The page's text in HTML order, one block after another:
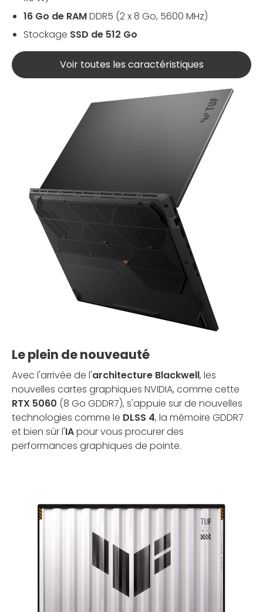
16 Go de RAMDDR5 (2 x 8 Go, 5600 MHz)
Stockage SSD de 512 Go
Voir toutes les caractéristiques
Le plein de nouveauté
Avec l'arrivée de l'architecture Blackwell, les
nouvelles cartes graphiques NVIDIA, comme cette
RTX 5060 (8 Go GDDR7), s'appuie sur de nouvelles
technologies comme le DLSS 4, la mémoire GDDR7
et bien sûr l'IApour vous procurer des
performances graphiques de pointe.